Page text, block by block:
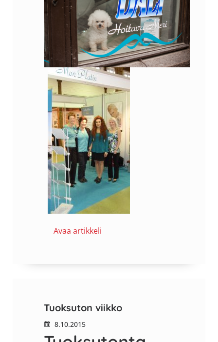
Avaa artikkeli
Tuoksuton viikko
8.10.2015